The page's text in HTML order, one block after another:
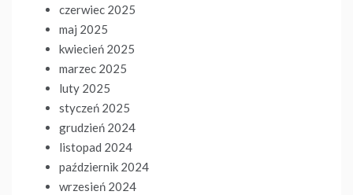
czerwiec 2025
maj 2025
kwiecień 2025
marzec 2025
luty 2025
styczeń 2025
grudzień 2024
listopad 2024
październik 2024
wrzesień 2024